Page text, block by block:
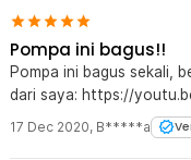
Pompa ini bagus!!
Pompa ini bagus sekali,
dari saya: https://
17 Dec 2020, B*****a